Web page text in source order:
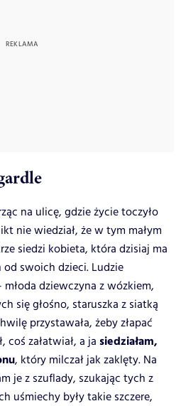
na ulicę, gdzie życie toczyło
nie wiedział, że w tym małym
siedzi kobieta, która dzisiaj ma
swoich dzieci. Ludzie
dziewczyna z wózkiem,
się głośno, staruszka z siatką
przystawała, żeby złapać
coś załatwiał, a ja siedziałam,
, który milczał jak zaklęty. Na
je z szuflady, szukając tych z
uśmiechy były takie szczere,